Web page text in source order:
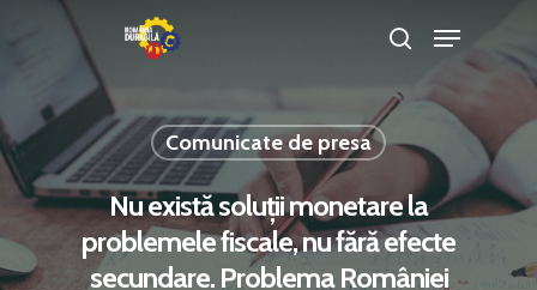
Hit enter to search or ESC to close
Comunicate de presa
Nu există soluții monetare la
problemele fiscale, nu fără efecte
secundare. Problema României